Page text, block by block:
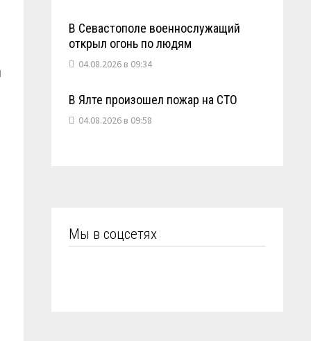
В Севастополе военнослужащий
открыл огонь по людям
04.08.2026 в 09:34
В Ялте произошел пожар на СТО
04.08.2026 в 09:58
Мы в соцсетях